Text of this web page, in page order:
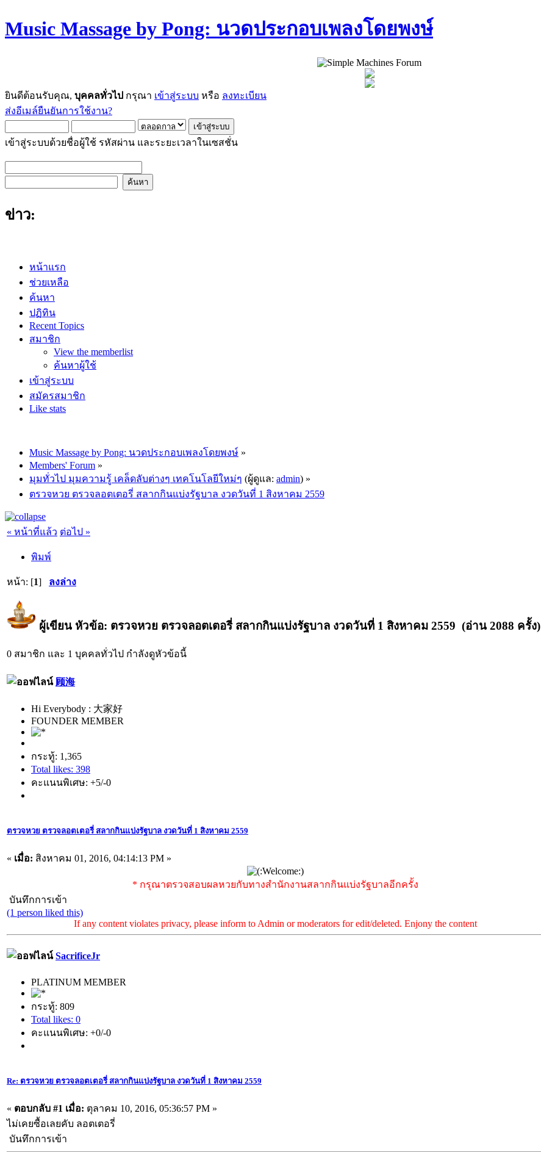
Music Massage by Pong: นวดประกอบเพลงโดยพงษ์
ยินดีต้อนรับคุณ, บุคคลทั่วไป กรุณา เข้าสู่ระบบ หรือ ลงทะเบียน
ส่งอีเมล์ยืนยันการใช้งาน?
เข้าสู่ระบบด้วยชื่อผู้ใช้ รหัสผ่าน และระยะเวลาในเซสชั่น
ข่าว:
หน้าแรก
ช่วยเหลือ
ค้นหา
ปฏิทิน
Recent Topics
สมาชิก
View the memberlist
ค้นหาผู้ใช้
เข้าสู่ระบบ
สมัครสมาชิก
Like stats
Music Massage by Pong: นวดประกอบเพลงโดยพงษ์ »
Members' Forum »
มุมทั่วไป มุมความรู้ เคล็ดลับต่างๆ เทคโนโลยีใหม่ๆ (ผู้ดูแล: admin) »
ตรวจหวย ตรวจลอตเตอรี่ สลากกินแบ่งรัฐบาล งวดวันที่ 1 สิงหาคม 2559
« หน้าที่แล้ว ต่อไป »
พิมพ์
หน้า: [1] ลงล่าง
ผู้เขียน หัวข้อ: ตรวจหวย ตรวจลอตเตอรี่ สลากกินแบ่งรัฐบาล งวดวันที่ 1 สิงหาคม 2559 (อ่าน 2088 ครั้ง)
0 สมาชิก และ 1 บุคคลทั่วไป กำลังดูหัวข้อนี้
顾海
Hi Everybody : 大家好
FOUNDER MEMBER
กระทู้: 1,365
Total likes: 398
คะแนนพิเศษ: +5/-0
ตรวจหวย ตรวจลอตเตอรี่ สลากกินแบ่งรัฐบาล งวดวันที่ 1 สิงหาคม 2559
« เมื่อ: สิงหาคม 01, 2016, 04:14:13 PM »
* กรุณาตรวจสอบผลหวยกับทางสำนักงานสลากกินแบ่งรัฐบาลอีกครั้ง
บันทึกการเข้า
(1 person liked this)
If any content violates privacy, please inform to Admin or moderators for edit/deleted. Enjony the content
SacrificeJr
PLATINUM MEMBER
กระทู้: 809
Total likes: 0
คะแนนพิเศษ: +0/-0
Re: ตรวจหวย ตรวจลอตเตอรี่ สลากกินแบ่งรัฐบาล งวดวันที่ 1 สิงหาคม 2559
« ตอบกลับ #1 เมื่อ: ตุลาคม 10, 2016, 05:36:57 PM »
ไม่เคยซื้อเลยคับ ลอตเตอรี่
บันทึกการเข้า